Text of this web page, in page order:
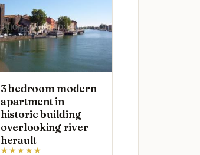
3 bedroom modern
apartment in
historic building
overlooking river
herault
★★★★★